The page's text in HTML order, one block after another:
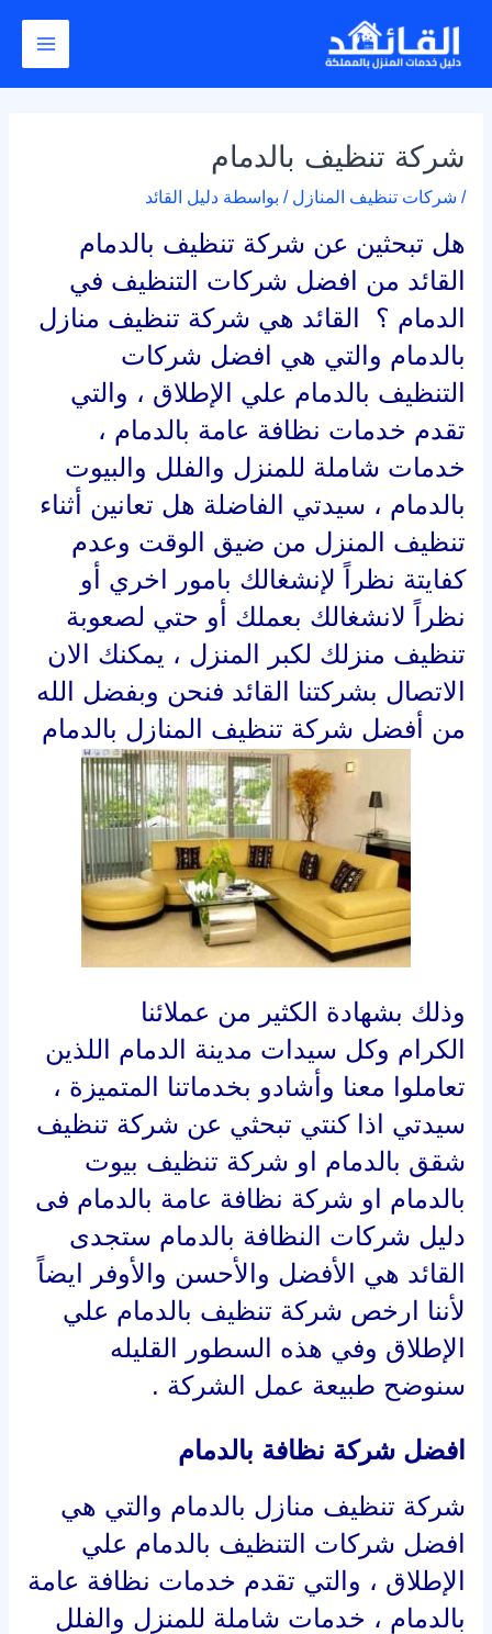
المحتوى
Main
شركة تنظيف بالدمام
/ شركات تنظيف المنازل / بواسطة دليل القائد
هل تبحثين عن شركة تنظيف بالدمام
القائد من افضل شركات التنظيف في
الدمام ؟ القائد هي شركة تنظيف منازل
بالدمام والتي هي افضل شركات
التنظيف بالدمام علي الإطلاق ، والتي
تقدم خدمات نظافة عامة بالدمام ،
خدمات شاملة للمنزل والفلل والبيوت
بالدمام ، سيدتي الفاضلة هل تعانين أثناء
تنظيف المنزل من ضيق الوقت وعدم
كفايتة نظراً لإنشغالك بامور اخري أو
نظراً لانشغالك بعملك أو حتي لصعوبة
تنظيف منزلك لكبر المنزل ، يمكنك الان
الاتصال بشركتنا القائد فنحن وبفضل الله
من أفضل شركة تنظيف المنازل بالدمام
وذلك بشهادة الكثير من عملائنا
الكرام وكل سيدات مدينة الدمام اللذين
تعاملوا معنا وأشادو بخدماتنا المتميزة ،
سيدتي اذا كنتي تبحثي عن شركة تنظيف
شقق بالدمام او شركة تنظيف بيوت
بالدمام او شركة نظافة عامة بالدمام فى
دليل شركات النظافة بالدمام ستجدى
القائد هي الأفضل والأحسن والأوفر ايضاً
لأننا ارخص شركة تنظيف بالدمام علي
الإطلاق وفي هذه السطور القليله
سنوضح طبيعة عمل الشركة .
افضل شركة نظافة بالدمام
شركة تنظيف منازل بالدمام والتي هي
افضل شركات التنظيف بالدمام علي
الإطلاق ، والتي تقدم خدمات نظافة عامة
بالدمام ، خدمات شاملة للمنزل والفلل
navigation